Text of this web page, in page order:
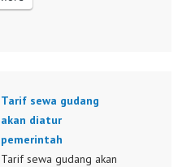
Tarif sewa gudang
akan diatur
pemerintah
Tarif sewa gudang akan